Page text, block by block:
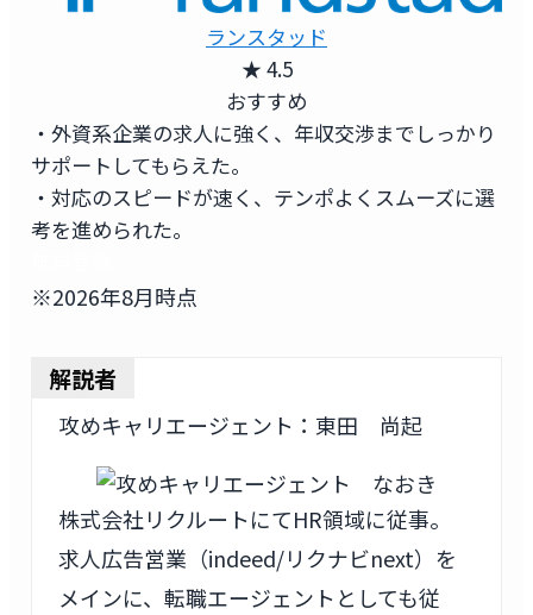
ランスタッド
★ 4.5
おすすめ
・外資系企業の求人に強く、年収交渉までしっかり
サポートしてもらえた。
・対応のスピードが速く、テンポよくスムーズに選
考を進められた。
※2026年8月時点
解説者
攻めキャリエージェント：東田 尚起
株式会社リクルートにてHR領域に従事。
求人広告営業（indeed/リクナビnext）を
メインに、転職エージェントとしても従